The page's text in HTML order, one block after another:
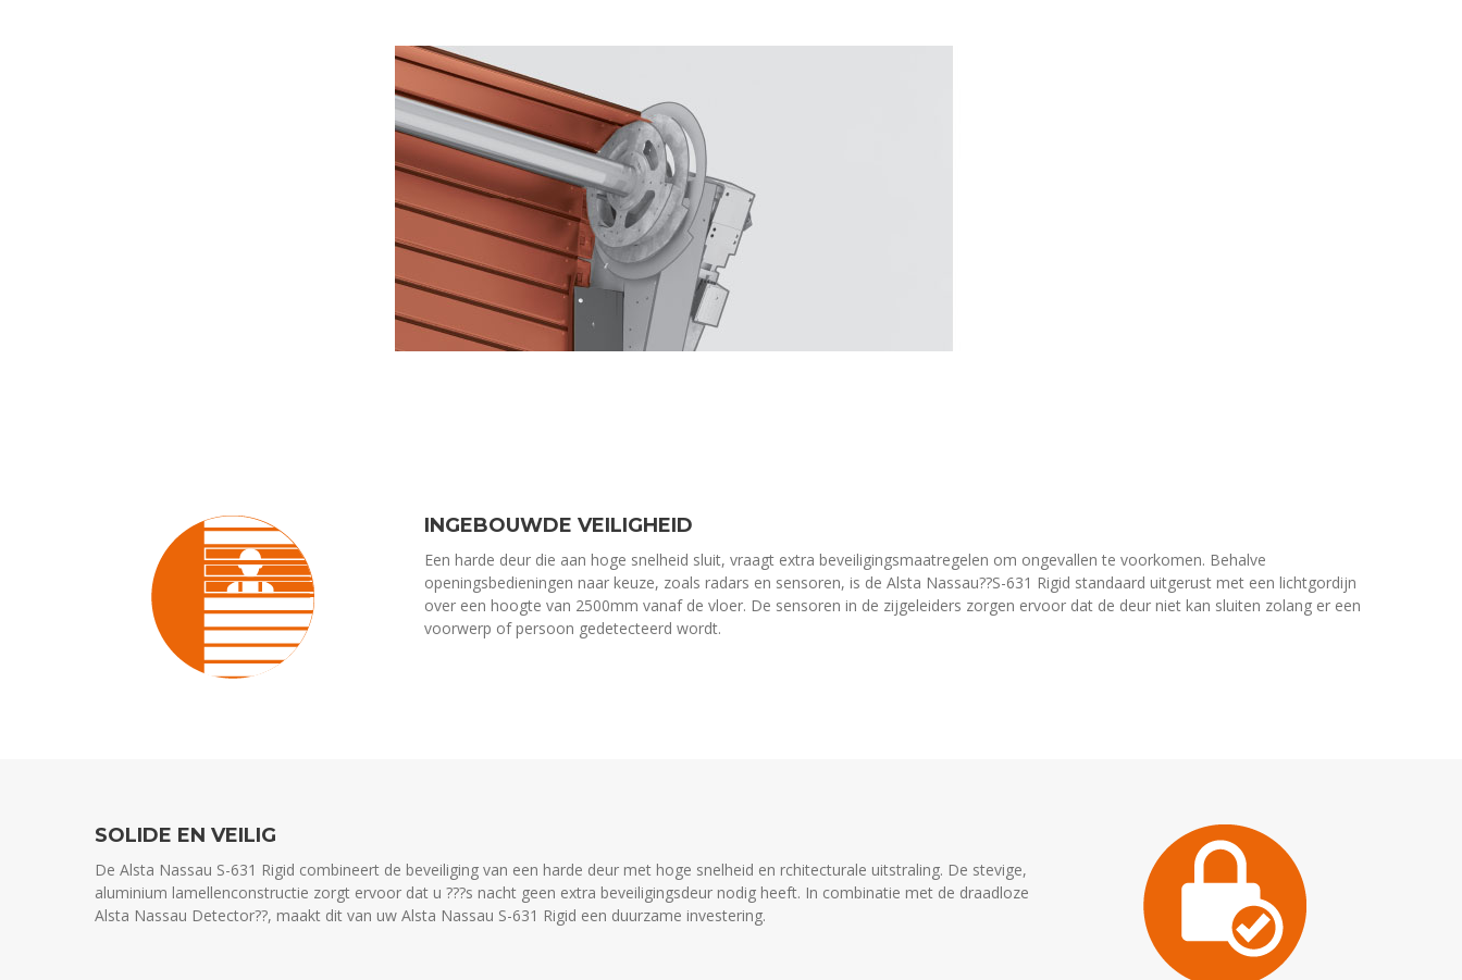
INGEBOUWDE VEILIGHEID
Een harde deur die aan hoge snelheid sluit, vraagt extra beveiligingsmaatregelen om ongevallen te voorkomen. Behalve
openingsbedieningen naar keuze, zoals radars en sensoren, is de Alsta Nassau??S-631 Rigid standaard uitgerust met een lichtgordijn
over een hoogte van 2500mm vanaf de vloer. De sensoren in de zijgeleiders zorgen ervoor dat de deur niet kan sluiten zolang er een
voorwerp of persoon gedetecteerd wordt.
SOLIDE EN VEILIG
De Alsta Nassau S-631 Rigid combineert de beveiliging van een harde deur met hoge snelheid en rchitecturale uitstraling. De stevige,
aluminium lamellenconstructie zorgt ervoor dat u ???s nacht geen extra beveiligingsdeur nodig heeft. In combinatie met de draadloze
Alsta Nassau Detector??, maakt dit van uw Alsta Nassau S-631 Rigid een duurzame investering.